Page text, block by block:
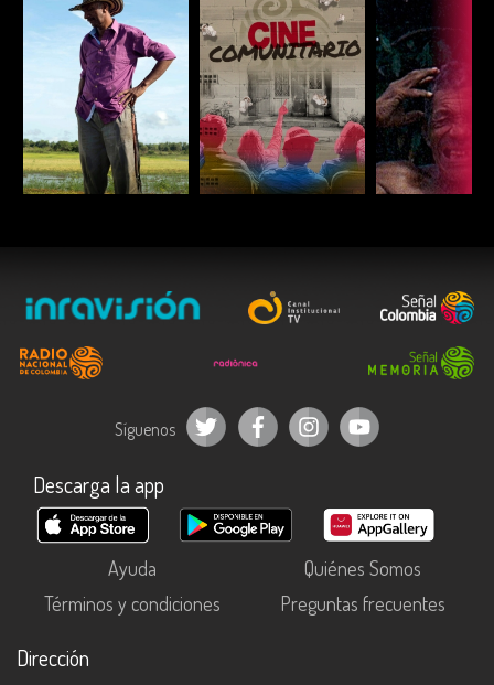
ESCUCHAR ESCUCHAR
Síguenos
Descarga la app
Ayuda
Quiénes Somos
Términos y condiciones
Preguntas frecuentes
Dirección